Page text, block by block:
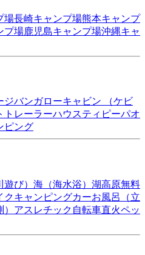
場長崎キャンプ場熊本キャンプ
プ場鹿児島キャンプ場沖縄キャ
ジバンガローキャビン （ケビ
トレーラーハウスティピーパオ
ピング
び） 海（海水浴） 湖高原無料
クキャンピングカーお風呂（立
アスレチック 自転車直火ペッ